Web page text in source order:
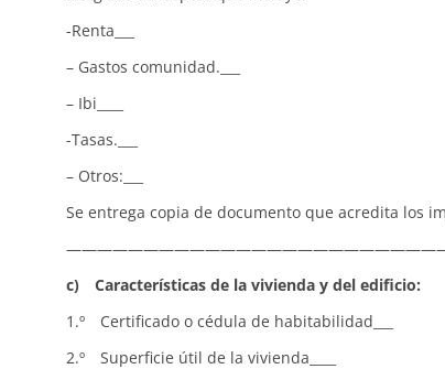
-Renta___
– Gastos comunidad.___
– Ibi____
-Tasas.___
– Otros:___
Se entrega copia de documento que acredita los
c) Características de la vivienda y del edificio:
1.º Certificado o cédula de habitabilidad___
2.º Superficie útil de la vivienda____